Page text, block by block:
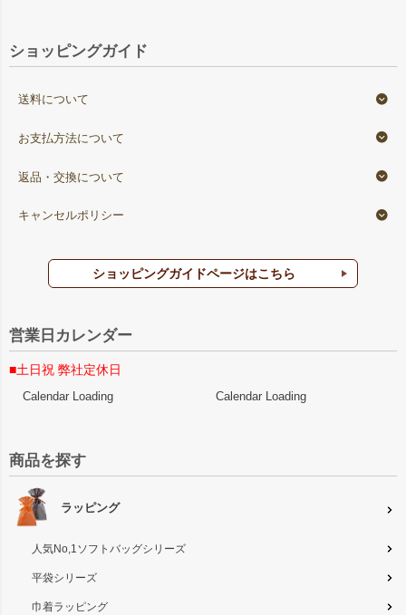
ショッピングガイド
送料について
お支払方法について
返品・交換について
キャンセルポリシー
ショッピングガイドページはこちら
営業日カレンダー
■土日祝 弊社定休日
Calendar Loading Calendar Loading
商品を探す
ラッピング
人気No,1ソフトバッグシリーズ
平袋シリーズ
巾着ラッピング